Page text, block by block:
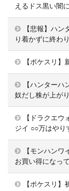
えるドス黒い闇
【悲報】ハ
り着かずに終わ
【ポケスリ
【ハンター
奴だし株が上が
【ドラクエ
ジイ ○○万はやり
【モンハン
お買い得になっ
【ポケスリ